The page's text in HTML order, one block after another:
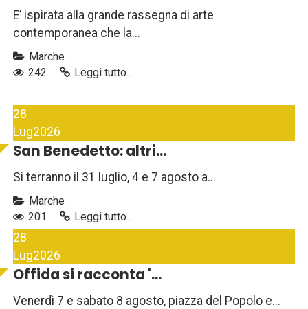
E’ ispirata alla grande rassegna di arte
contemporanea che la...
Marche
242
Leggi tutto...
28
Lug2026
San Benedetto: altri...
Si terranno il 31 luglio, 4 e 7 agosto a...
Marche
201
Leggi tutto...
28
Lug2026
Offida si racconta '...
Venerdì 7 e sabato 8 agosto, piazza del Popolo e...